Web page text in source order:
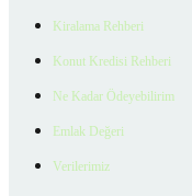
Kiralama Rehberi
Konut Kredisi Rehberi
Ne Kadar Ödeyebilirim
Emlak Değeri
Verilerimiz